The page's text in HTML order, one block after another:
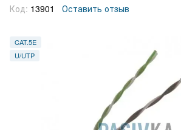
Код: 13901 Оставить отзыв
CAT.5E
U/UTP